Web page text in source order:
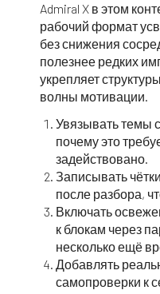
Admiral X в этом
рабочий формат
без снижения
полезнее редких
укрепляет
волны мотивации.
Увязывать темы
почему это
задействовано.
Записывать
после разбора,
Включать
к блокам через
несколько ещё
Добавлять
самопроверки к